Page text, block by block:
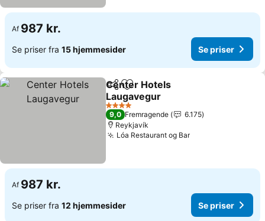
Af 987 kr.
Se priser fra 15 hjemmesider Se priser
Del Føj til favoritter
Center Hotels
Laugavegur
4 Stjerner
9,0 Fremragende
6.175
Reykjavík
Lóa Restaurant og Bar
Af 987 kr.
Se priser fra 12 hjemmesider Se priser